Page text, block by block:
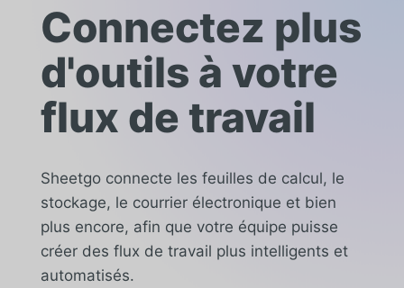
Connectez plus
d'outils à votre
flux de travail
Sheetgo connecte les feuilles de calcul, le
stockage, le courrier électronique et bien
plus encore, afin que votre équipe puisse
créer des flux de travail plus intelligents et
automatisés.